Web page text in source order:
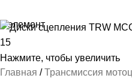
0элемент
Нажмите, чтобы увеличить
Главная
Трансмиссия